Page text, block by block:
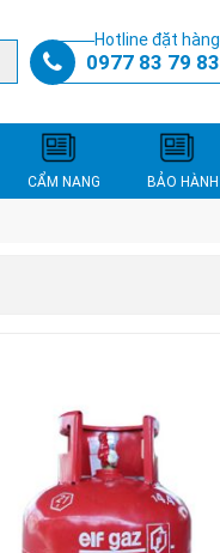
Hotline đặt hàng
0977 83 79 83
CẨM NANG BẢO HÀNH